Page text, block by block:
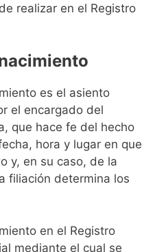
realizar en el Registro
es el asiento
el encargado del
que hace fe del hecho
hora y lugar en que
y, en su caso, de la
filiación determina los
en el Registro
mediante el cual se